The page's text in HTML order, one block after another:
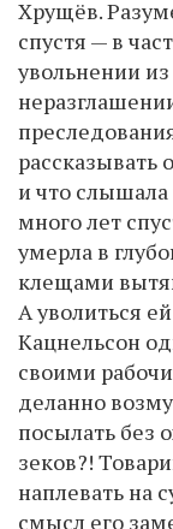
Хрущёв.
спустя — в
увольнении
рассказывать
и что слышала
много лет
умерла в
клещами
А уволиться
Кацнельсон
своими
деланно
посылать без
зеков?!
наплевать на
смысл его